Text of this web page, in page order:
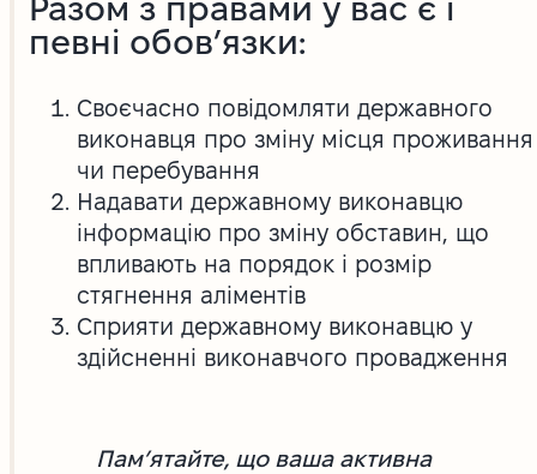
Разом з правами у вас є і
певні обов’язки:
Своєчасно повідомляти державного
виконавця про зміну місця проживання
чи перебування
Надавати державному виконавцю
інформацію про зміну обставин, що
впливають на порядок і розмір
стягнення аліментів
Сприяти державному виконавцю у
здійсненні виконавчого провадження
Пам’ятайте, що ваша активна